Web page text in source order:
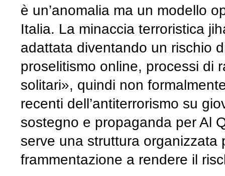
è un’anomalia ma un modello
Italia. La minaccia terroristica
adattata diventando un rischio
proselitismo online, processi di
solitari», quindi non
recenti dell’antiterrorismo su
sostegno e propaganda per Al
serve una struttura organizzata
frammentazione a rendere il